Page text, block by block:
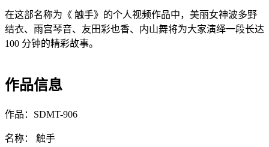
在这部名称为《 触手》的个人视频作品中，美丽女神波多野
结衣、雨宫琴音、友田彩也香、内山舞将为大家演绎一段长达
100 分钟的精彩故事。
作品信息
作品：SDMT-906
名称： 触手